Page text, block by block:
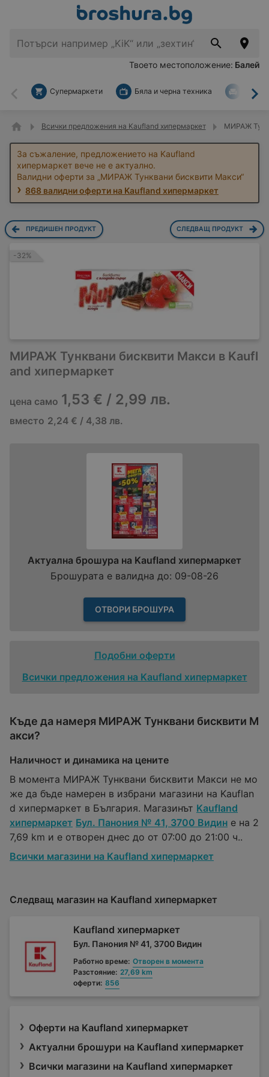
Твоето местоположение: Балей
Назад
Супермаркети Бяла и черна техника За
Всички предложения на Kaufland хипермаркет МИРАЖ
За съжаление, предложението на Kaufland
хипермаркет вече не е актуално.
Валидни оферти за „МИРАЖ Тунквани бисквити Макси“
868 валидни оферти на Kaufland хипермаркет
ПРЕДИШЕН ПРОДУКТ СЛЕДВАЩ ПРОДУКТ
-32%
МИРАЖ Тунквани бисквити Макси в Kaufl
and хипермаркет
цена само 1,53 € / 2,99 лв.
вместо 2,24 € / 4,38 лв.
Актуална брошура на Kaufland хипермаркет
Брошурата е валидна до: 09-08-26
ОТВОРИ БРОШУРА
Подобни оферти
Всички предложения на Kaufland хипермаркет
Къде да намеря МИРАЖ Тунквани бисквити М
акси?
Наличност и динамика на цените
В момента МИРАЖ Тунквани бисквити Макси не мо
же да бъде намерен в избрани магазини на Kauflan
d хипермаркет в България. Магазинът Kaufland
хипермаркет Бул. Панония № 41, 3700 Видин е на 2
7,69 km и е отворен днес до от 07:00 до 21:00 ч..
Всички магазини на Kaufland хипермаркет
Следващ магазин на Kaufland хипермаркет
Kaufland хипермаркет
Бул. Панония № 41, 3700 Видин
Работно време: Отворен в момента
Разстояние: 27,69 km
оферти: 856
Оферти на Kaufland хипермаркет
Актуални брошури на Kaufland хипермаркет
Всички магазини на Kaufland хипермаркет